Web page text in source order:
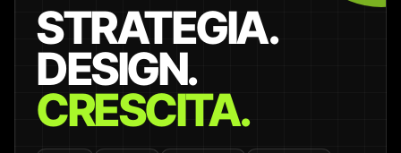
STRATEGIA.
DESIGN.
CRESCITA.